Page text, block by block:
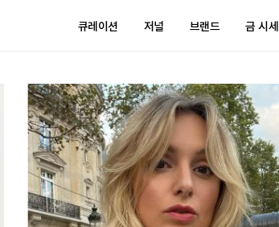
큐레이션
저널 브랜드 금 시세